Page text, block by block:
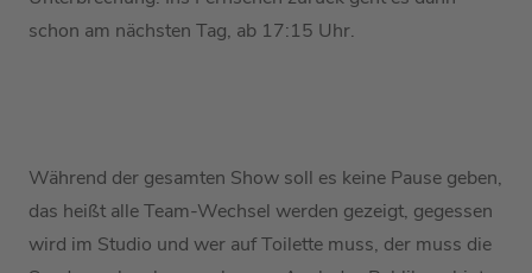
schon am nächsten Tag, ab 17:15 Uhr.
Während der gesamten Show soll es keine Pause geben,
das heißt alle Team-Wechsel werden gezeigt, gegessen
wird im Studio und wer auf Toilette muss, der muss die